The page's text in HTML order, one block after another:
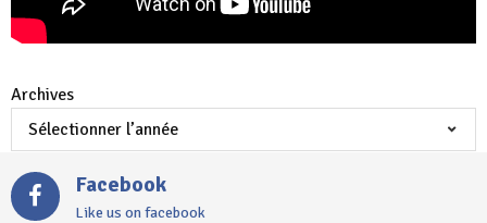
Archives
Facebook
Like us on facebook